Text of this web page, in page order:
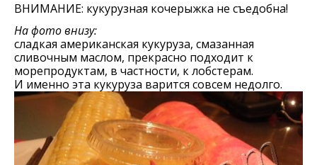
ВНИМАНИЕ: кукурузная кочерыжка не съедобна!
На фото внизу:
сладкая американская кукуруза, смазанная
сливочным маслом, прекрасно подходит к
морепродуктам, в частности, к лобстерам.
И именно эта кукуруза варится совсем недолго.